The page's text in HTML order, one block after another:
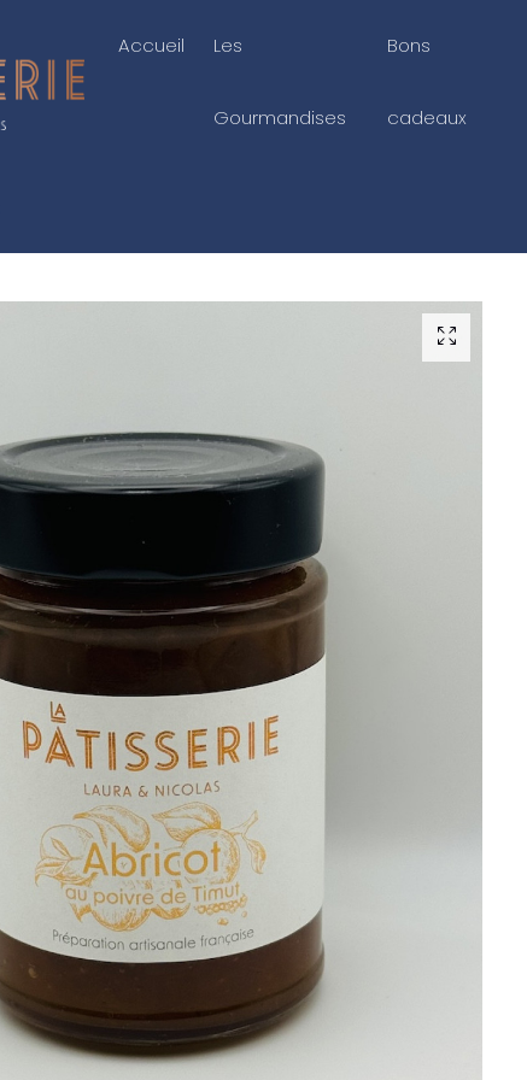
Accueil Les
Gourmandises
Bons
cadeaux